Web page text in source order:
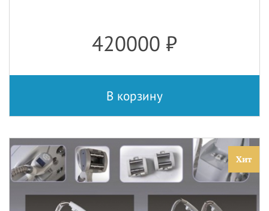
420000 ₽
В корзину
Хит